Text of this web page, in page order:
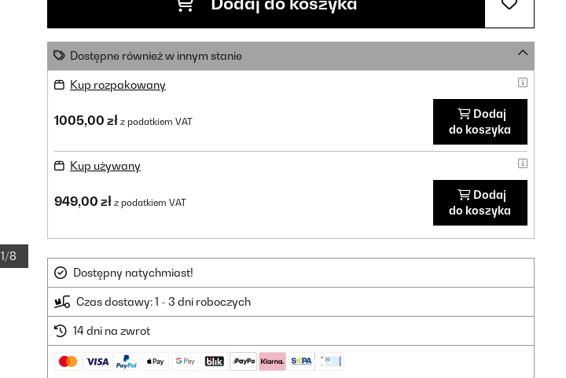
1/8
Dostępne również w innym stanie
Kup rozpakowany
1005,00 zł z podatkiem VAT
Dodaj
do koszyka
Kup używany
949,00 zł z podatkiem VAT
Dodaj
do koszyka
Dostępny natychmiast!
Czas dostawy: 1 - 3 dni roboczych
14 dni na zwrot